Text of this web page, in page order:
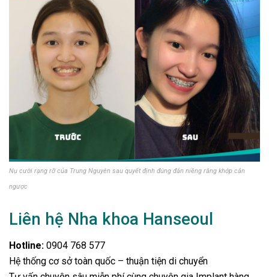
Nụ cười rạng rỡ của Trung Nguyên sau quyết định đúng đắn niềng răng khớp cắn
ngược
Liên hệ Nha khoa Hanseoul
Hotline: 0904 768 577
Hệ thống cơ sở toàn quốc – thuận tiện di chuyển